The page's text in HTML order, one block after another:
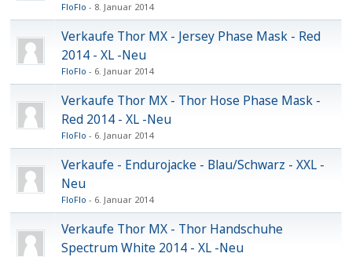
FloFlo 8. Januar 2014
Verkaufe Thor MX - Jersey Phase Mask - Red
2014 - XL -Neu
FloFlo 6. Januar 2014
Verkaufe Thor MX - Thor Hose Phase Mask -
Red 2014 - XL -Neu
FloFlo 6. Januar 2014
Verkaufe - Endurojacke - Blau/Schwarz - XXL -
Neu
FloFlo 6. Januar 2014
Verkaufe Thor MX - Thor Handschuhe
Spectrum White 2014 - XL -Neu